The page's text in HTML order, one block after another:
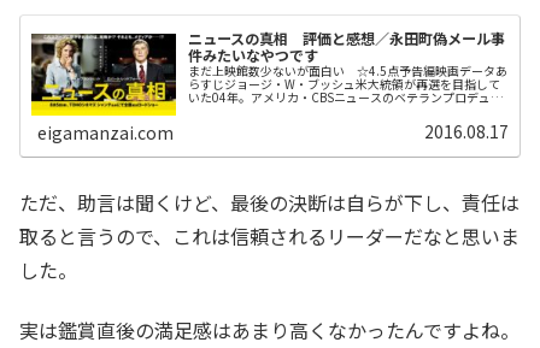
ニュースの真相 評価と感想／永田町偽メール事
件みたいなやつです
まだ上映館数少ないが面白い ☆4.5点予告編映画データあ
らすじジョージ・W・ブッシュ米大統領が再選を目指して
いた04年。アメリカ・CBSニュースのベテランプロデュー
eigamanzai.com 2016.08.17
ただ、助言は聞くけど、最後の決断は自らが下し、責任は
取ると言うので、これは信頼されるリーダーだなと思いま
した。
実は鑑賞直後の満足感はあまり高くなかったんですよね。